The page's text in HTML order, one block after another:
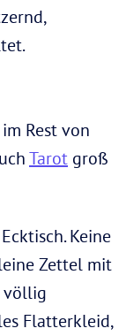
Rest von
Tarot groß
Keine
Zettel mit
völlig
Flatterkleid,